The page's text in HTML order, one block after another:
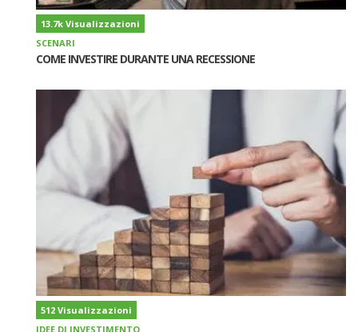
13.7k Visualizzazioni
SCENARI
COME INVESTIRE DURANTE UNA RECESSIONE
512 Visualizzazioni
IDEE DI INVESTIMENTO